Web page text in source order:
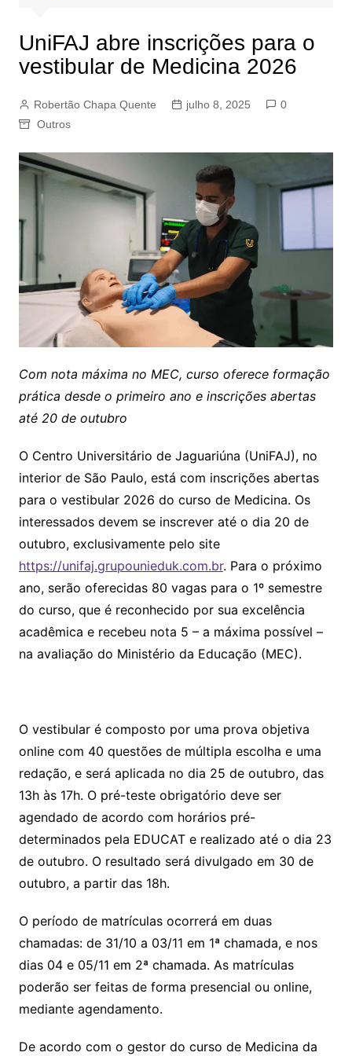
UniFAJ abre inscrições para o
vestibular de Medicina 2026
Robertão Chapa Quente julho 8, 2025
0
Outros
Com nota máxima no MEC, curso oferece formação
prática desde o primeiro ano e inscrições abertas
até 20 de outubro
O Centro Universitário de Jaguariúna (UniFAJ), no
interior de São Paulo, está com inscrições abertas
para o vestibular 2026 do curso de Medicina. Os
interessados devem se inscrever até o dia 20 de
outubro, exclusivamente pelo site
https://unifaj.grupounieduk.com.br. Para o próximo
ano, serão oferecidas 80 vagas para o 1º semestre
do curso, que é reconhecido por sua excelência
acadêmica e recebeu nota 5 – a máxima possível –
na avaliação do Ministério da Educação (MEC).
O vestibular é composto por uma prova objetiva
online com 40 questões de múltipla escolha e uma
redação, e será aplicada no dia 25 de outubro, das
13h às 17h. O pré-teste obrigatório deve ser
agendado de acordo com horários pré-
determinados pela EDUCAT e realizado até o dia 23
de outubro. O resultado será divulgado em 30 de
outubro, a partir das 18h.
O período de matrículas ocorrerá em duas
chamadas: de 31/10 a 03/11 em 1ª chamada, e nos
dias 04 e 05/11 em 2ª chamada. As matrículas
poderão ser feitas de forma presencial ou online,
mediante agendamento.
De acordo com o gestor do curso de Medicina da